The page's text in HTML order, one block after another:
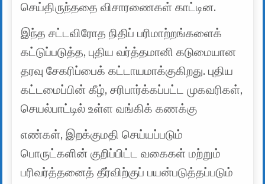
செய்திருந்ததை விசாரணைகள் காட்டின.
இந்த சட்டவிரோத நிதிப் பரிமாற்றங்களைக்
கட்டுப்படுத்த, புதிய வர்த்தமானி கடுமையான
தரவு சேகரிப்பைக் கட்டாயமாக்குகிறது. புதிய
கட்டமைப்பின் கீழ், சரிபார்க்கப்பட்ட முகவரிகள்,
செயல்பாட்டில் உள்ள வங்கிக் கணக்கு
எண்கள், இறக்குமதி செய்யப்படும்
பொருட்களின் குறிப்பிட்ட வகைகள் மற்றும்
பரிவர்த்தனைத் தீர்விற்குப் பயன்படுத்தப்படும்